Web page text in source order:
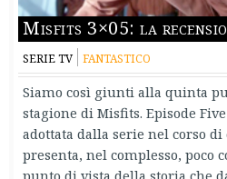
Misfits 3×05: la
SERIE TV FANTASTICO
Siamo così giunti alla quinta
stagione di Misfits. Episode
adottata dalla serie nel corso di
presenta, nel complesso, poco
punto di vista della storia che